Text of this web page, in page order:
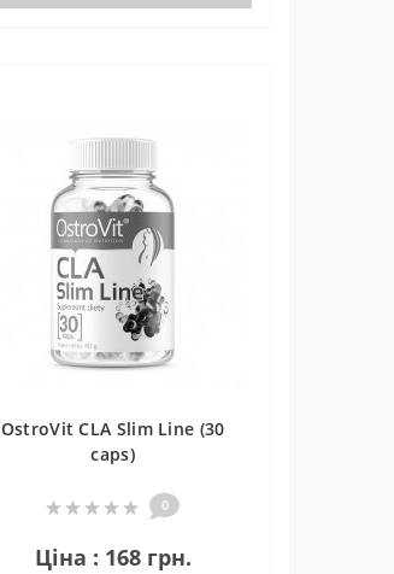
OstroVit CLA Slim Line (30
caps)
0
Ціна : 168 грн.